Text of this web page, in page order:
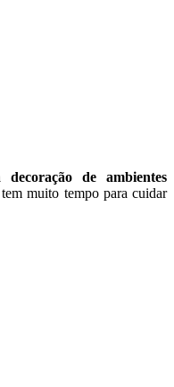
de ambientes
muito tempo para cuidar